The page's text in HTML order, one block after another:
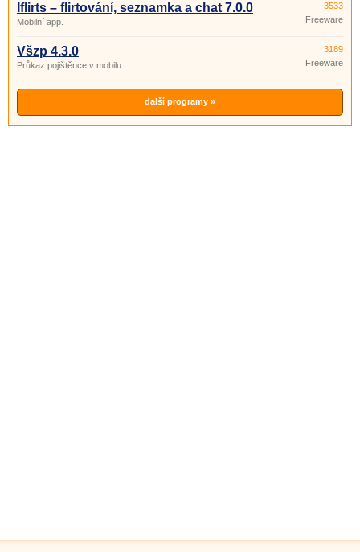
Iflirts – flirtování, seznamka a chat 7.0.0
Mobilní app.
3533
Freeware
Všzp 4.3.0
Průkaz pojištěnce v mobilu.
3189
Freeware
další programy »